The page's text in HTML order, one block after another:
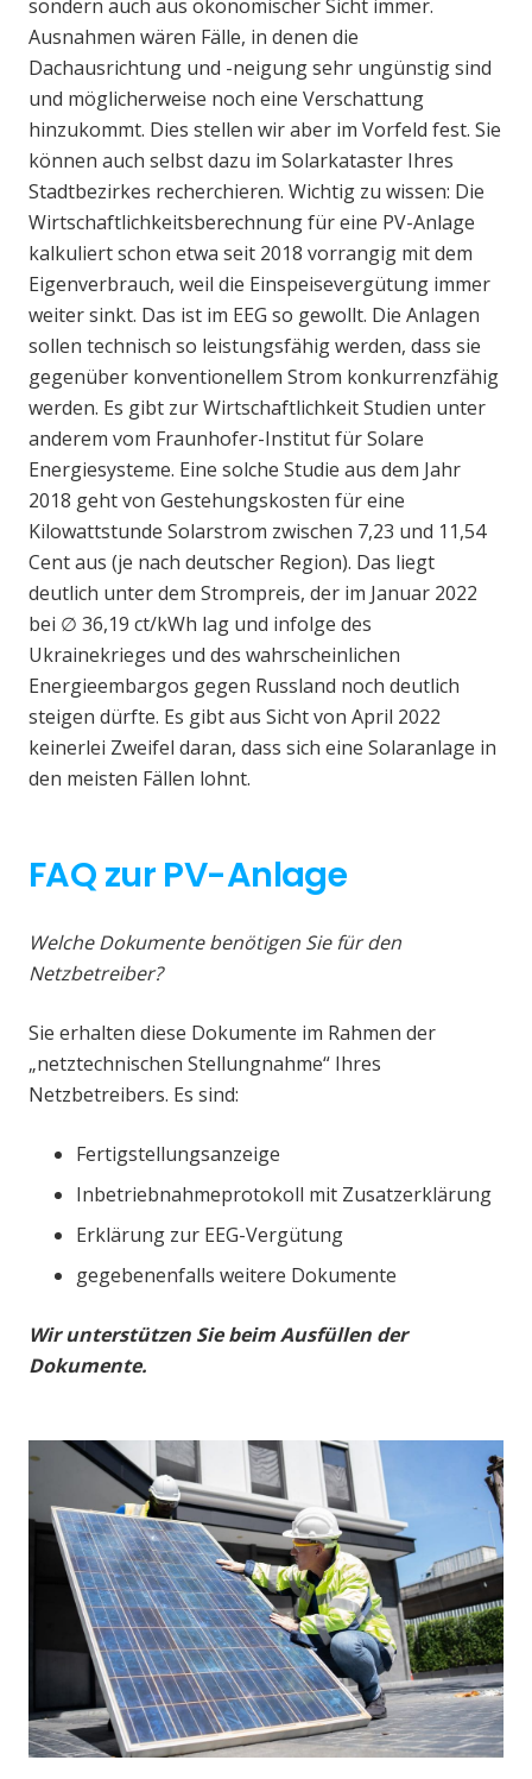
sondern auch aus ökonomischer Sicht immer.
Ausnahmen wären Fälle, in denen die
Dachausrichtung und -neigung sehr ungünstig sind
und möglicherweise noch eine Verschattung
hinzukommt. Dies stellen wir aber im Vorfeld fest. Sie
können auch selbst dazu im Solarkataster Ihres
Stadtbezirkes recherchieren. Wichtig zu wissen: Die
Wirtschaftlichkeitsberechnung für eine PV-Anlage
kalkuliert schon etwa seit 2018 vorrangig mit dem
Eigenverbrauch, weil die Einspeisevergütung immer
weiter sinkt. Das ist im EEG so gewollt. Die Anlagen
sollen technisch so leistungsfähig werden, dass sie
gegenüber konventionellem Strom konkurrenzfähig
werden. Es gibt zur Wirtschaftlichkeit Studien unter
anderem vom Fraunhofer-Institut für Solare
Energiesysteme. Eine solche Studie aus dem Jahr
2018 geht von Gestehungskosten für eine
Kilowattstunde Solarstrom zwischen 7,23 und 11,54
Cent aus (je nach deutscher Region). Das liegt
deutlich unter dem Strompreis, der im Januar 2022
bei ∅ 36,19 ct/kWh lag und infolge des
Ukrainekrieges und des wahrscheinlichen
Energieembargos gegen Russland noch deutlich
steigen dürfte. Es gibt aus Sicht von April 2022
keinerlei Zweifel daran, dass sich eine Solaranlage in
den meisten Fällen lohnt.
FAQ zur PV-Anlage
Welche Dokumente benötigen Sie für den
Netzbetreiber?
Sie erhalten diese Dokumente im Rahmen der
„netztechnischen Stellungnahme“ Ihres
Netzbetreibers. Es sind:
Fertigstellungsanzeige
Inbetriebnahmeprotokoll mit Zusatzerklärung
Erklärung zur EEG-Vergütung
gegebenenfalls weitere Dokumente
Wir unterstützen Sie beim Ausfüllen der
Dokumente.